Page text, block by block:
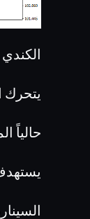
يتحرك
حالياً